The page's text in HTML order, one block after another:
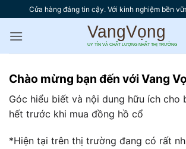
qua
nội
dung
Cửa hàng đáng tin cậy. Với kinh nghiệm bền
Chào mừng bạn đến với Vang
Góc hiểu biết và nội dung hữu ích cho
hết trước khi mua đồng hồ cổ
*Hiện tại trên thị trường đang có rất